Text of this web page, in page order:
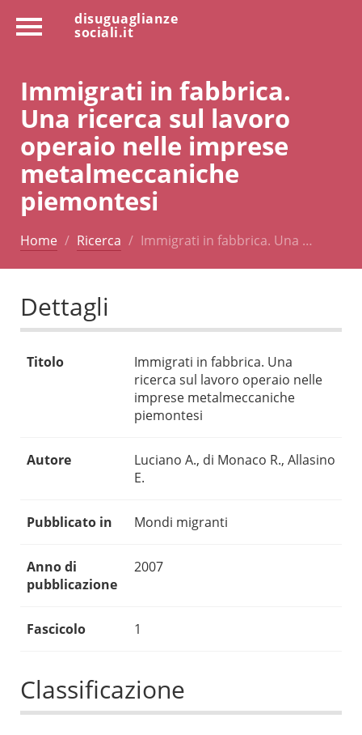
disuguaglianze
sociali.it
Immigrati in fabbrica.
Una ricerca sul lavoro
operaio nelle imprese
metalmeccaniche
piemontesi
Home Ricerca Immigrati in fabbrica. Una …
Dettagli
Titolo
Immigrati in fabbrica. Una
ricerca sul lavoro operaio nelle
imprese metalmeccaniche
piemontesi
Autore
Luciano A., di Monaco R., Allasino
E.
Pubblicato in Mondi migranti
Anno di
pubblicazione
2007
Fascicolo 1
Classificazione